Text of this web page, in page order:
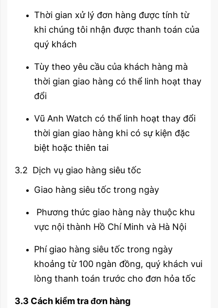
Thời gian xử lý đơn hàng được tính từ
khi chúng tôi nhận được thanh toán của
quý khách
Tùy theo yêu cầu của khách hàng mà
thời gian giao hàng có thể linh hoạt thay
đổi
Vũ Anh Watch có thể linh hoạt thay đổi
thời gian giao hàng khi có sự kiện đặc
biệt hoặc thiên tai
3.2 Dịch vụ giao hàng siêu tốc
Giao hàng siêu tốc trong ngày
Phương thức giao hàng này thuộc khu
vực nội thành Hồ Chí Minh và Hà Nội
Phí giao hàng siêu tốc trong ngày
khoảng từ 100 ngàn đồng, quý khách vui
lòng thanh toán trước cho đơn hỏa tốc
3.3 Cách kiểm tra đơn hàng